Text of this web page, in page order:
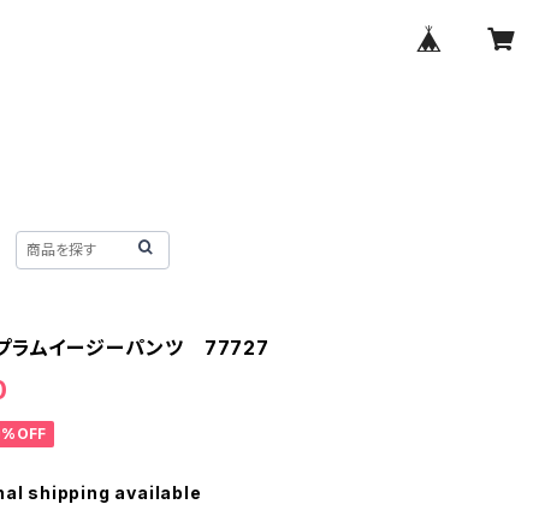
ラムイージーパンツ 77727
shipping available